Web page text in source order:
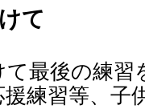
て
最後の練習
練習等、子